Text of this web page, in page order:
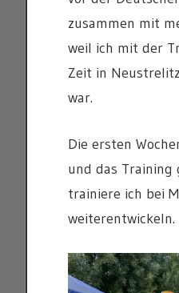
zusammen mit
weil ich mit der
Zeit in
war.
Die ersten
und das Training
trainiere ich bei
weiterentwickeln.